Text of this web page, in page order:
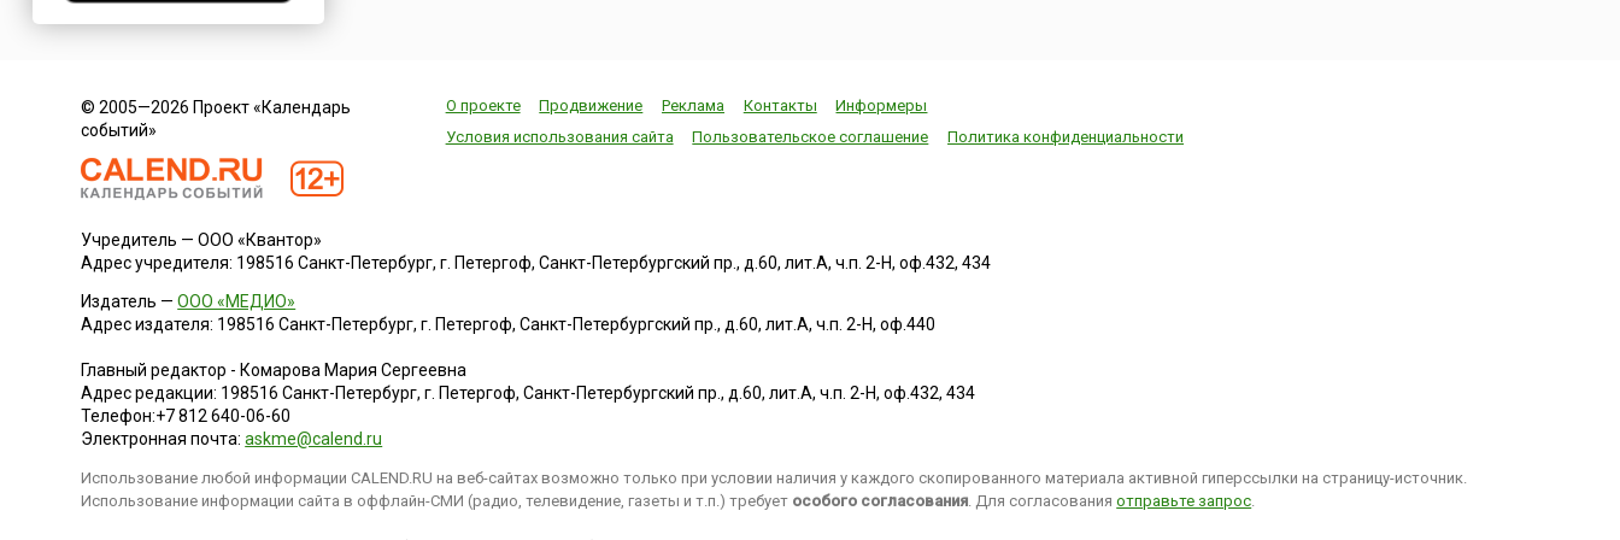
Нигерия
Норвегия
ОАЭ
Оман
Палестина
Перу
Португалия
Румыния
США
Саудовская Аравия
Сербия
© 2005—2026 Проект «Календарь
событий»
О проекте Продвижение Реклама Контакты
Информеры
Условия использования сайта
Пользовательское соглашение Политика конфиденциальности
Учредитель — ООО «Квантор»
Адрес учредителя: 198516 Санкт-Петербург, г. Петергоф, Санкт-Петербургский пр., д.60, лит.А, ч.п. 2-Н, оф.432, 434
Издатель —ООО «МЕДИО»
Адрес издателя: 198516 Санкт-Петербург, г. Петергоф, Санкт-Петербургский пр., д.60, лит.А, ч.п. 2-Н, оф.440
Главный редактор - Комарова Мария Сергеевна
Адрес редакции: 198516 Санкт-Петербург, г. Петергоф,Санкт-Петербургский пр., д.60, лит.А, ч.п. 2-Н, оф.432, 434
Телефон:+7 812 640-06-60
Электронная почта:askme@calend.ru
Использование любой информации CALEND.RU на веб-сайтах возможно только при условии наличия у каждого скопированного материала активной гиперссылки на страницу-источник.
Использование информации сайта в оффлайн-СМИ (радио, телевидение, газеты и т.п.) требует особого согласования. Для согласованияотправьте запрос.